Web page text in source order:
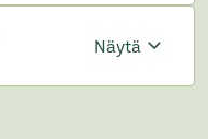
Näytä